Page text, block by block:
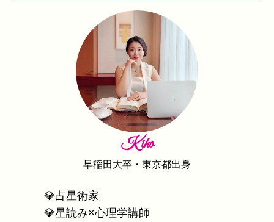
Kiho
早稲田大卒・東京都出身
💎占星術家
💎星読み×心理学講師